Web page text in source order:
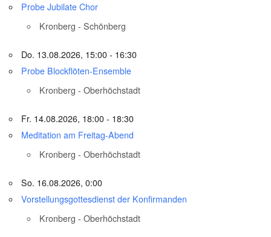
Probe Jubilate Chor
Kronberg - Schönberg
Do. 13.08.2026, 15:00 - 16:30
Probe Blockflöten-Ensemble
Kronberg - Oberhöchstadt
Fr. 14.08.2026, 18:00 - 18:30
Meditation am Freitag-Abend
Kronberg - Oberhöchstadt
So. 16.08.2026, 0:00
Vorstellungsgottesdienst der Konfirmanden
Kronberg - Oberhöchstadt